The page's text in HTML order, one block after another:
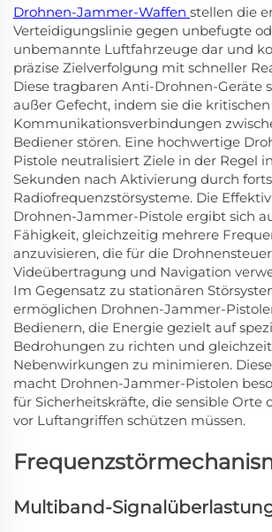
Drohnen-Jammer-Waffen stellen die
Verteidigungslinie gegen unbefugte
unbemannte Luftfahrzeuge dar und
präzise Zielverfolgung mit schneller
Diese tragbaren Anti-Drohnen-Geräte
außer Gefecht, indem sie die kritischen
Kommunikationsverbindungen
Bediener stören. Eine hochwertige
Pistole neutralisiert Ziele in der Regel
Sekunden nach Aktivierung durch
Radiofrequenzstörsysteme. Die
Drohnen-Jammer-Pistole ergibt sich
Fähigkeit, gleichzeitig mehrere
anzuvisieren, die für die
Videübertragung und Navigation
Im Gegensatz zu stationären
ermöglichen Drohnen-Jammer-
Bedienern, die Energie gezielt auf
Bedrohungen zu richten und
Nebenwirkungen zu minimieren.
macht Drohnen-Jammer-Pistolen
für Sicherheitskräfte, die sensible Orte
vor Luftangriffen schützen müssen.
Multiband-